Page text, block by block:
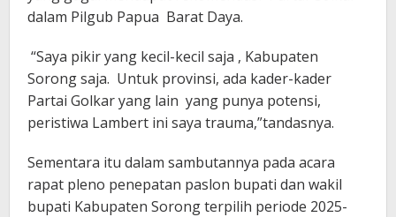
dalam Pilgub Papua Barat Daya.
“Saya pikir yang kecil-kecil saja , Kabupaten
Sorong saja. Untuk provinsi, ada kader-kader
Partai Golkar yang lain yang punya potensi,
peristiwa Lambert ini saya trauma,”tandasnya.
Sementara itu dalam sambutannya pada acara
rapat pleno penepatan paslon bupati dan wakil
bupati Kabupaten Sorong terpilih periode 2025-